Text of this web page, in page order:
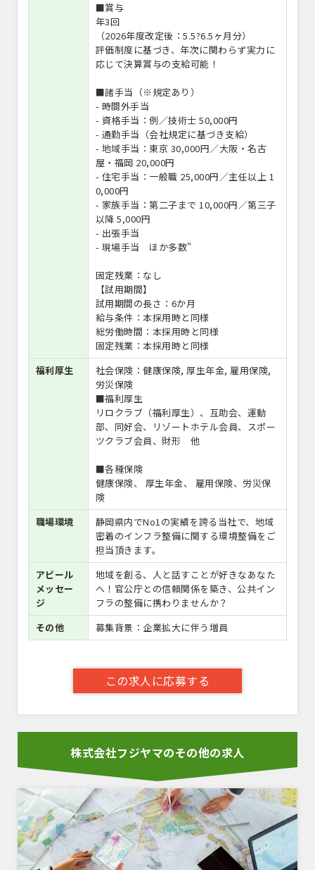
■賞与
年3回
（2026年度改定後：5.5?6.5ヶ月分）
評価制度に基づき、年次に関わらず実力に
応じて決算賞与の支給可能！
■諸手当（※規定あり）
- 時間外手当
- 資格手当：例／技術士 50,000円
- 通勤手当（会社規定に基づき支給）
- 地域手当：東京 30,000円／大阪・名古
屋・福岡 20,000円
- 住宅手当：一般職 25,000円／主任以上 1
0,000円
- 家族手当：第二子まで 10,000円／第三子
以降 5,000円
- 出張手当
- 現場手当 ほか多数"
固定残業：なし
【試用期間】
試用期間の長さ：6か月
給与条件：本採用時と同様
総労働時間：本採用時と同様
固定残業：本採用時と同様
福利厚生
社会保険：健康保険, 厚生年金, 雇用保険,
労災保険
■福利厚生
リロクラブ（福利厚生）、互助会、運動
部、同好会、リゾートホテル会員、スポー
ツクラブ会員、財形 他
■各種保険
健康保険、 厚生年金、 雇用保険、労災保
険
職場環境
静岡県内でNo1の実績を誇る当社で、地域
密着のインフラ整備に関する環境整備をご
担当頂きます。
アピール
メッセー
ジ
地域を創る、人と話すことが好きなあなた
へ！官公庁との信頼関係を築き、公共イン
フラの整備に携わりませんか？
その他
募集背景：企業拡大に伴う増員
この求人に応募する
株式会社フジヤマのその他の求人